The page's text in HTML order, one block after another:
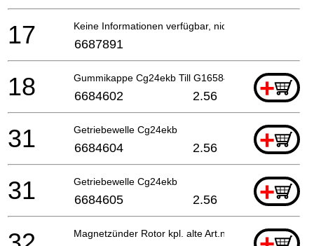
Keine Informationen verfügbar, nicht bestellbar
17 6687891
Gummikappe Cg24ekb Till G165840 +
18 6684602 2.56
Getriebewelle Cg24ekb +
31 6684604 2.56
Getriebewelle Cg24ekb +
31 6684605 2.56
Magnetzünder Rotor kpl. alte Art.nr. 155-20549-80